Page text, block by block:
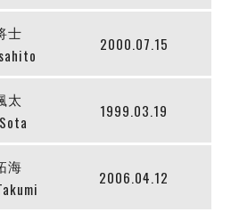
FC
州
士
2000.07.15
太
1999.03.19
海
2006.04.12